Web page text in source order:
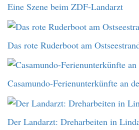
Eine Szene beim ZDF-Landarzt
Das rote Ruderboot am
Casamundo-Ferienunterkünfte an
Der Landarzt: Dreharbeiten in